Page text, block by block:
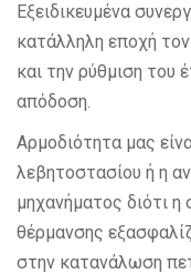
Εξειδικευμένα
κατάλληλη εποχή
και την ρύθμιση του
απόδοση.
Αρμοδιότητα μας
λεβητοστασίου ή η
μηχανήματος διότι
θέρμανσης
στην κατανάλωση